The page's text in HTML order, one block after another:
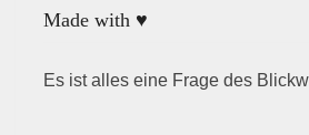
Made with ♥
Es ist alles eine Frage des